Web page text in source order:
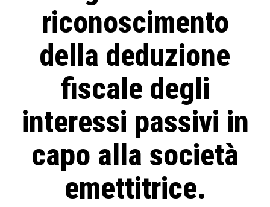
riconoscimento
della deduzione
fiscale degli
interessi passivi in
capo alla società
emettitrice.